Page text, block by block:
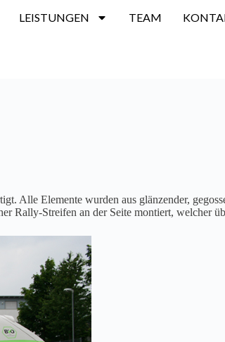
LEISTUNGEN TEAM
Alle Elemente wurden aus glänzender,
Rally-Streifen an der Seite montiert, welcher